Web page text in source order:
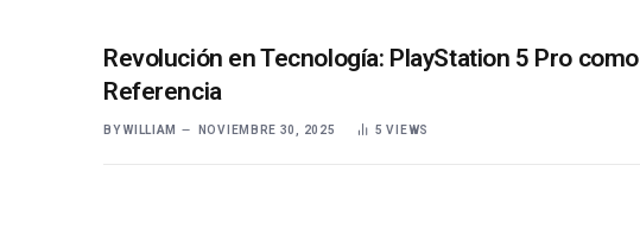
Revolución en Tecnología: PlayStation 5 Pro como
Referencia
BY WILLIAM NOVIEMBRE 30, 2025 5VIEWS